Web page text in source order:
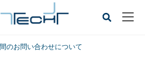
のお問い合わせについて